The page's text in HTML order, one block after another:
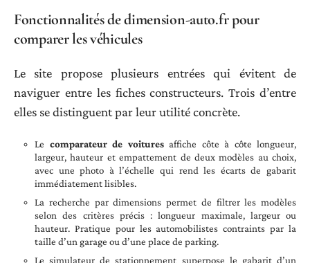
Fonctionnalités de dimension-auto.fr pour
comparer les véhicules
Le site propose plusieurs entrées qui évitent de
naviguer entre les fiches constructeurs. Trois d’entre
elles se distinguent par leur utilité concrète.
Le comparateur de voituresaffiche côte à côte longueur,
largeur, hauteur et empattement de deux modèles au choix,
avec une photo à l’échelle qui rend les écarts de gabarit
immédiatement lisibles.
La recherche par dimensions permet de filtrer les modèles
selon des critères précis : longueur maximale, largeur ou
hauteur. Pratique pour les automobilistes contraints par la
taille d’un garage ou d’une place de parking.
Le simulateur de stationnement superpose le gabarit d’un